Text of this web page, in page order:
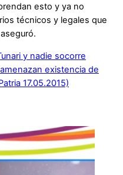
esto y ya no
técnicos y legales que
y nadie socorre
existencia de
17.05.2015)